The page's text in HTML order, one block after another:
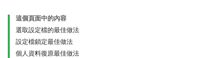
這個頁面中的內容
選取設定檔的最佳做法
設定檔鎖定最佳做法
個人資料復原最佳做法